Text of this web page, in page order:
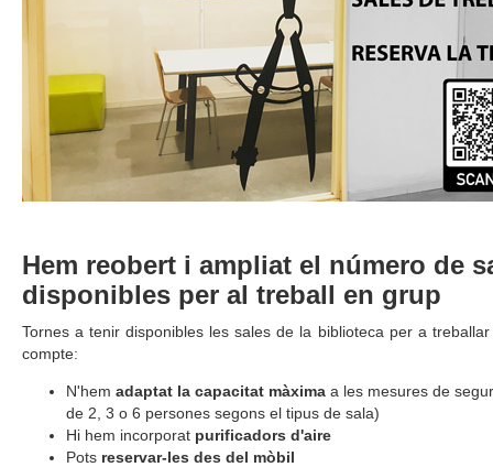
Hem reobert i ampliat el número de
disponibles per al treball en grup
Tornes a tenir disponibles les sales de la biblioteca per a
compte:
N'hem adaptat la capacitat màxima a les mesures de
de 2, 3 o 6 persones segons el tipus de sala)
Hi hem incorporat purificadors d'aire
Pots reservar-les des del mòbil